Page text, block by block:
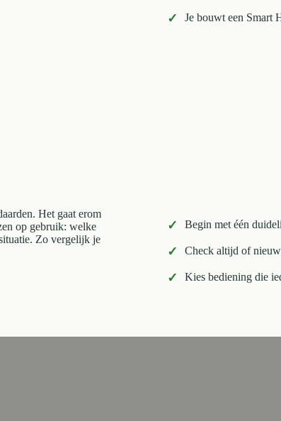
✓ Je bouwt een Smart
Het gaat erom
op gebruik: welke
Zo vergelijk je
✓ Begin met één
✓ Check altijd of
✓ Kies bediening die